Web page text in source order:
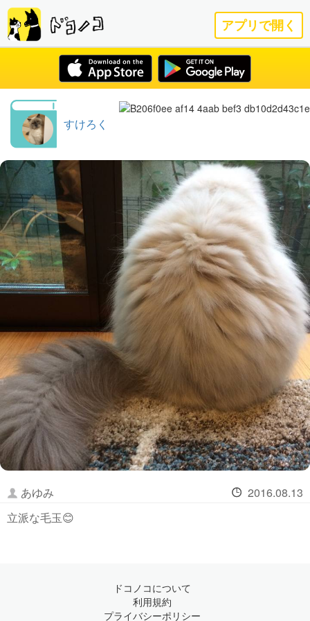
アプリで開く
すけろく
あゆみ
2016.08.13
立派な毛玉😊
ドコノコについて
利用規約
プライバシーポリシー